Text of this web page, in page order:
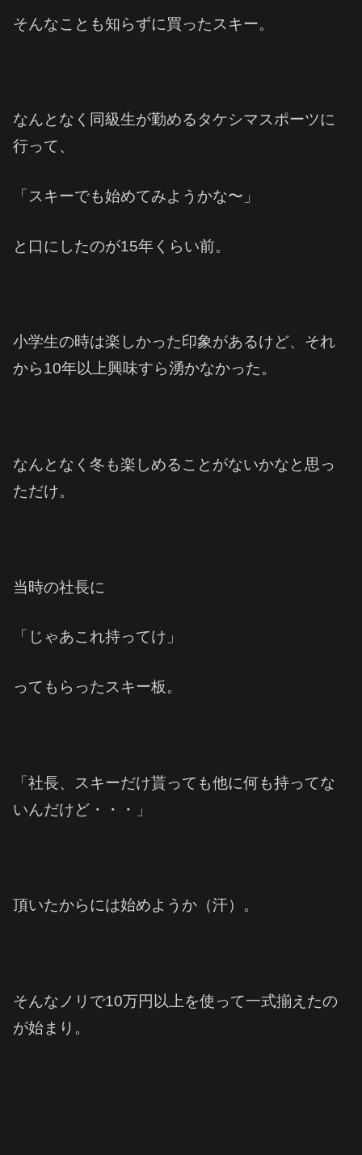
そんなことも知らずに買ったスキー。
なんとなく同級生が勤めるタケシマスポーツに
行って、
「スキーでも始めてみようかな〜」
と口にしたのが15年くらい前。
小学生の時は楽しかった印象があるけど、それ
から10年以上興味すら湧かなかった。
なんとなく冬も楽しめることがないかなと思っ
ただけ。
当時の社長に
「じゃあこれ持ってけ」
ってもらったスキー板。
「社長、スキーだけ貰っても他に何も持ってな
いんだけど・・・」
頂いたからには始めようか（汗）。
そんなノリで10万円以上を使って一式揃えたの
が始まり。